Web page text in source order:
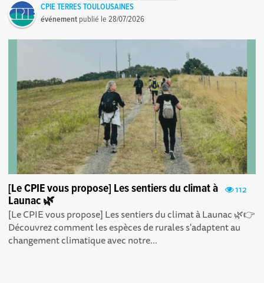
CPIE TERRES TOULOUSAINES
événement publié le28/07/2026
112
[Le CPIE vous propose] Les sentiers du climat à
Launac 🌿
[Le CPIE vous propose] Les sentiers du climat à Launac 🌿👉
Découvrez comment les espèces de rurales s'adaptent au
changement climatique avec notre...